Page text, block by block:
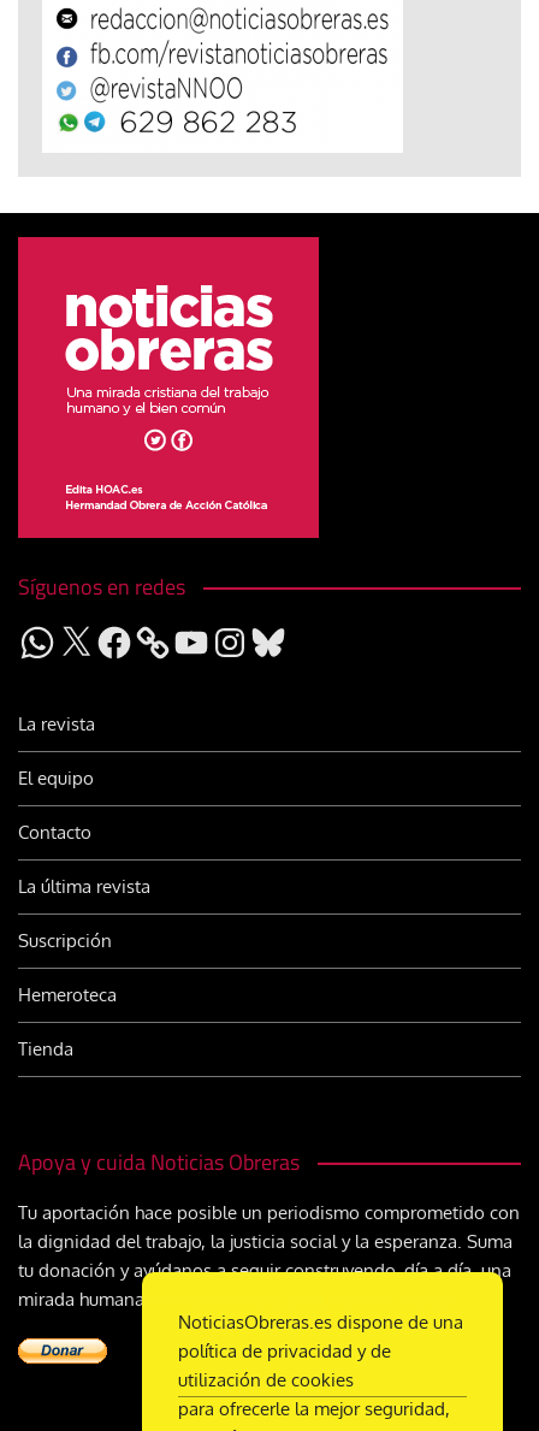
Síguenos en redes
WhatsApp
X Facebook YouTubeInstagram
Bluesky
La revista
El equipo
Contacto
La última revista
Suscripción
Hemeroteca
Tienda
Apoya y cuida Noticias Obreras
Tu aportación hace posible un periodismo comprometido con
la dignidad del trabajo, la justicia social y la esperanza. Suma
tu donación y ayúdanos a seguir construyendo, día a día, una
mirada humana y cristiana sobre el mundo del trabajo
NoticiasObreras.es dispone de una
política de privacidad y de
utilización de cookies
para ofrecerle la mejor seguridad,